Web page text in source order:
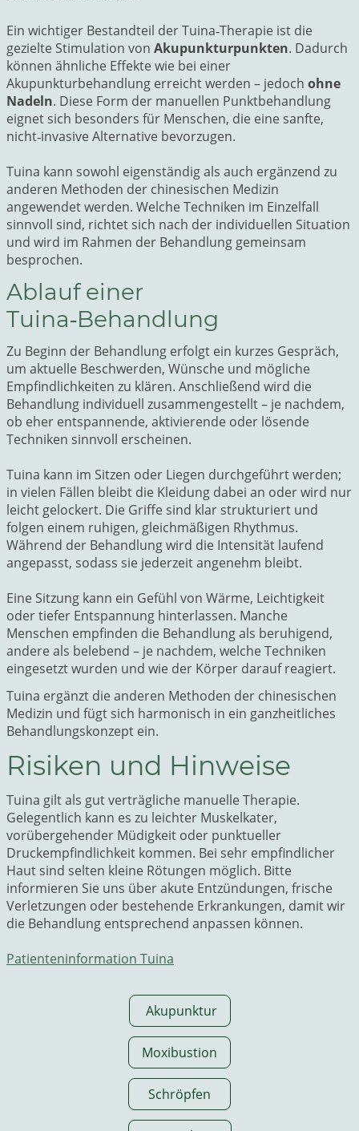
Ein wichtiger Bestandteil der Tuina‑Therapie ist die
gezielte Stimulation von Akupunkturpunkten. Dadurch
können ähnliche Effekte wie bei einer
Akupunkturbehandlung erreicht werden – jedoch ohne
Nadeln. Diese Form der manuellen Punktbehandlung
eignet sich besonders für Menschen, die eine sanfte,
nicht‑invasive Alternative bevorzugen.
Tuina kann sowohl eigenständig als auch ergänzend zu
anderen Methoden der chinesischen Medizin
angewendet werden. Welche Techniken im Einzelfall
sinnvoll sind, richtet sich nach der individuellen Situation
und wird im Rahmen der Behandlung gemeinsam
besprochen.
Ablauf einer
Tuina‑Behandlung
Zu Beginn der Behandlung erfolgt ein kurzes Gespräch,
um aktuelle Beschwerden, Wünsche und mögliche
Empfindlichkeiten zu klären. Anschließend wird die
Behandlung individuell zusammengestellt – je nachdem,
ob eher entspannende, aktivierende oder lösende
Techniken sinnvoll erscheinen.
Tuina kann im Sitzen oder Liegen durchgeführt werden;
in vielen Fällen bleibt die Kleidung dabei an oder wird nur
leicht gelockert. Die Griffe sind klar strukturiert und
folgen einem ruhigen, gleichmäßigen Rhythmus.
Während der Behandlung wird die Intensität laufend
angepasst, sodass sie jederzeit angenehm bleibt.
Eine Sitzung kann ein Gefühl von Wärme, Leichtigkeit
oder tiefer Entspannung hinterlassen. Manche
Menschen empfinden die Behandlung als beruhigend,
andere als belebend – je nachdem, welche Techniken
eingesetzt wurden und wie der Körper darauf reagiert.
Tuina ergänzt die anderen Methoden der chinesischen
Medizin und fügt sich harmonisch in ein ganzheitliches
Behandlungskonzept ein.
Akupunktur
Moxibustion
Schröpfen
Risiken und Hinweise
Tuina gilt als gut verträgliche manuelle Therapie.
Gelegentlich kann es zu leichter Muskelkater,
vorübergehender Müdigkeit oder punktueller
Druckempfindlichkeit kommen. Bei sehr empfindlicher
Haut sind selten kleine Rötungen möglich. Bitte
informieren Sie uns über akute Entzündungen, frische
Verletzungen oder bestehende Erkrankungen, damit wir
die Behandlung entsprechend anpassen können.
Patienteninformation Tuina